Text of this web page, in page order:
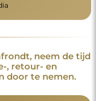
neem de tijd
, retour- en
door te nemen.